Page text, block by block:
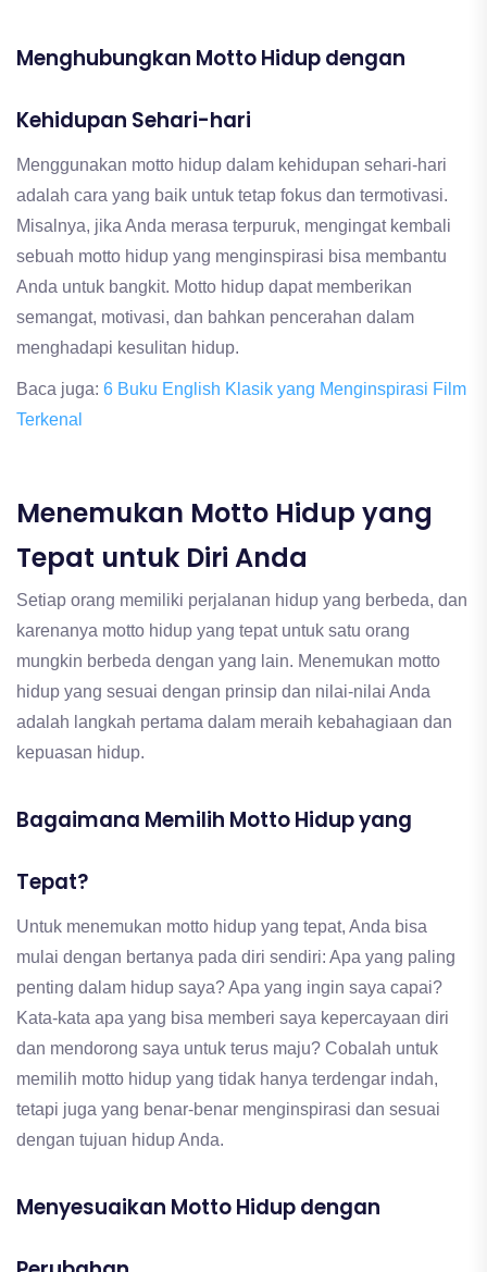
Menghubungkan Motto Hidup dengan
Kehidupan Sehari-hari
Menggunakan motto hidup dalam kehidupan sehari-hari
adalah cara yang baik untuk tetap fokus dan termotivasi.
Misalnya, jika Anda merasa terpuruk, mengingat kembali
sebuah motto hidup yang menginspirasi bisa membantu
Anda untuk bangkit. Motto hidup dapat memberikan
semangat, motivasi, dan bahkan pencerahan dalam
menghadapi kesulitan hidup.
Baca juga: 6 Buku English Klasik yang Menginspirasi Film
Terkenal
Menemukan Motto Hidup yang
Tepat untuk Diri Anda
Setiap orang memiliki perjalanan hidup yang berbeda, dan
karenanya motto hidup yang tepat untuk satu orang
mungkin berbeda dengan yang lain. Menemukan motto
hidup yang sesuai dengan prinsip dan nilai-nilai Anda
adalah langkah pertama dalam meraih kebahagiaan dan
kepuasan hidup.
Bagaimana Memilih Motto Hidup yang
Tepat?
Untuk menemukan motto hidup yang tepat, Anda bisa
mulai dengan bertanya pada diri sendiri: Apa yang paling
penting dalam hidup saya? Apa yang ingin saya capai?
Kata-kata apa yang bisa memberi saya kepercayaan diri
dan mendorong saya untuk terus maju? Cobalah untuk
memilih motto hidup yang tidak hanya terdengar indah,
tetapi juga yang benar-benar menginspirasi dan sesuai
dengan tujuan hidup Anda.
Menyesuaikan Motto Hidup dengan